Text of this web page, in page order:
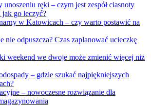
ręki – czym jest zespół ciasnoty
go leczyć?
w Katowicach – czy warto postawić na
nie odpuszcza? Czas zaplanować ucieczkę
weekend we dwoje może zmienić więcej niż
– gdzie szukać najpiękniejszych
– nowoczesne rozwiązanie dla